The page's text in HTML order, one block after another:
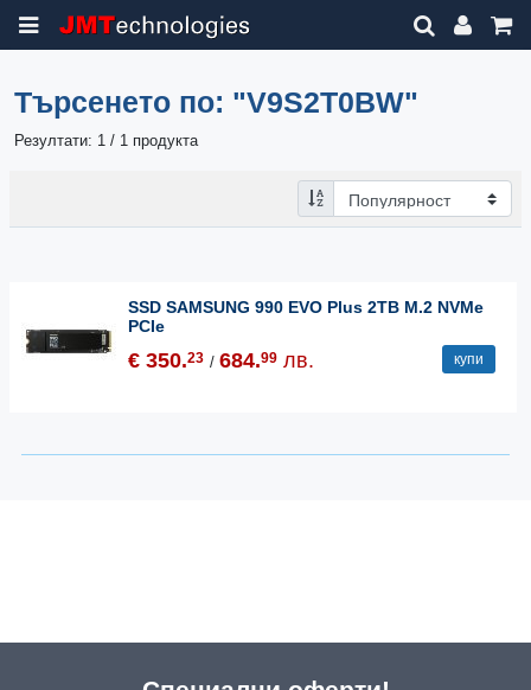
Търсенето по: "V9S2T0BW"
Резултати: 1 / 1 продукта
SSD SAMSUNG 990 EVO Plus 2TB M.2 NVMe
PCIe
€ 350.23 / 684.99 лв. купи